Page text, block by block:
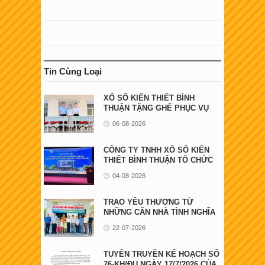
Tin Cùng Loại
XỔ SỐ KIẾN THIẾT BÌNH
THUẬN TẶNG GHẾ PHỤC VỤ
06-08-2026
CÔNG TY TNHH XỔ SỐ KIẾN
THIẾT BÌNH THUẬN TỔ CHỨC
04-08-2026
TRAO YÊU THƯƠNG TỪ
NHỮNG CĂN NHÀ TÌNH NGHĨA
22-07-2026
TUYÊN TRUYỀN KẾ HOẠCH SỐ